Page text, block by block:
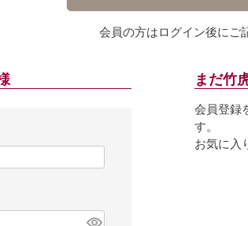
会員の方はログイン後にご
まだ竹
会員登録
す。
お気に入